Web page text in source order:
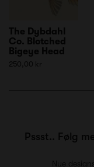
The Dybdahl
Co. Blotched
Bigeye Head
250,00 kr
Pssst.. Følg
Nye